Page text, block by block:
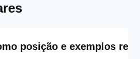
posição e exemplos